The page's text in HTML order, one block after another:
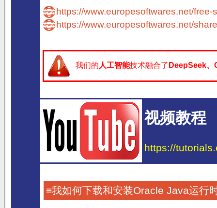
https://www.europesoftwares.net/
https://www.europesoftwares.net/
我们的 人工智能技术融合了 DeepSeek
视频教程
https://
≡我如何下载和安装Oracle Java运行